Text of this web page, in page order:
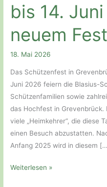
bis 14.
neuem
18. Mai 2026
Das Schützenfest in
Juni 2026 feiern die Blasius-
Schützenfamilien sowie
das Hochfest in
viele „Heimkehrer“, die diese
einen Besuch abzustatten.
Anfang 2025 wird in diesem
Schützenfest
Weiterlesen »